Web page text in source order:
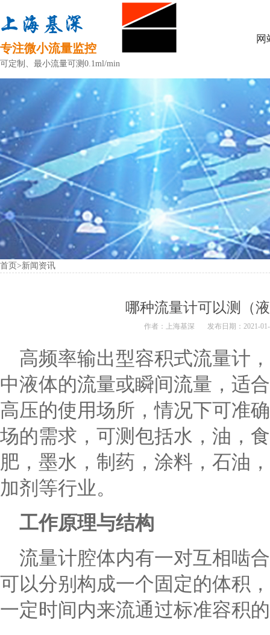
专注微小流量监控
可定制、最小流量可测0.1ml/min
网
首页 >新闻资讯
哪种流量计可以测（
作者：上海基深 发布日期：2021-
高频率输出型容积式流量计
中液体的流量或瞬间流量，适
高压的使用场所，情况下可准
场的需求，可测包括水，油，
肥，墨水，制药，涂料，石油
加剂等行业。
工作原理与结构
流量计腔体内有一对互相啮
可以分别构成一个固定的体积
一定时间内来流通过标准容积